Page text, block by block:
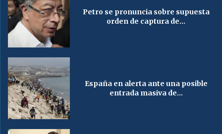
Petro se pronuncia sobre supuesta
orden de captura de...
España en alerta ante una posible
entrada masiva de...